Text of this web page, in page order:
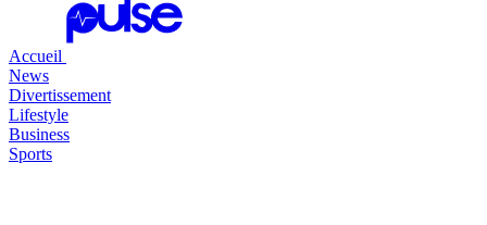
Accueil
News
Divertissement
Lifestyle
Business
Sports